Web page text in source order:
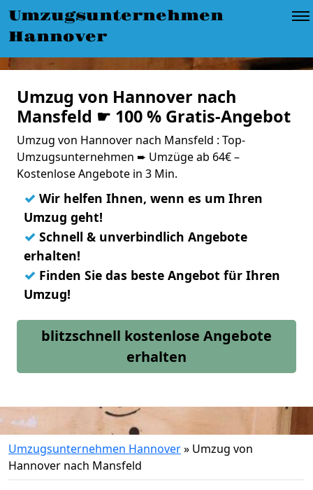
Umzugsunternehmen
Hannover
Umzug von Hannover nach
Mansfeld ☛ 100 % Gratis-Angebot
Umzug von Hannover nach Mansfeld : Top-
Umzugsunternehmen ➨ Umzüge ab 64€ –
Kostenlose Angebote in 3 Min.
✓ Wir helfen Ihnen, wenn es um Ihren
Umzug geht!
✓ Schnell & unverbindlich Angebote
erhalten!
✓ Finden Sie das beste Angebot für Ihren
Umzug!
blitzschnell kostenlose Angebote
erhalten
Umzugsunternehmen Hannover» Umzug von
Hannover nach Mansfeld